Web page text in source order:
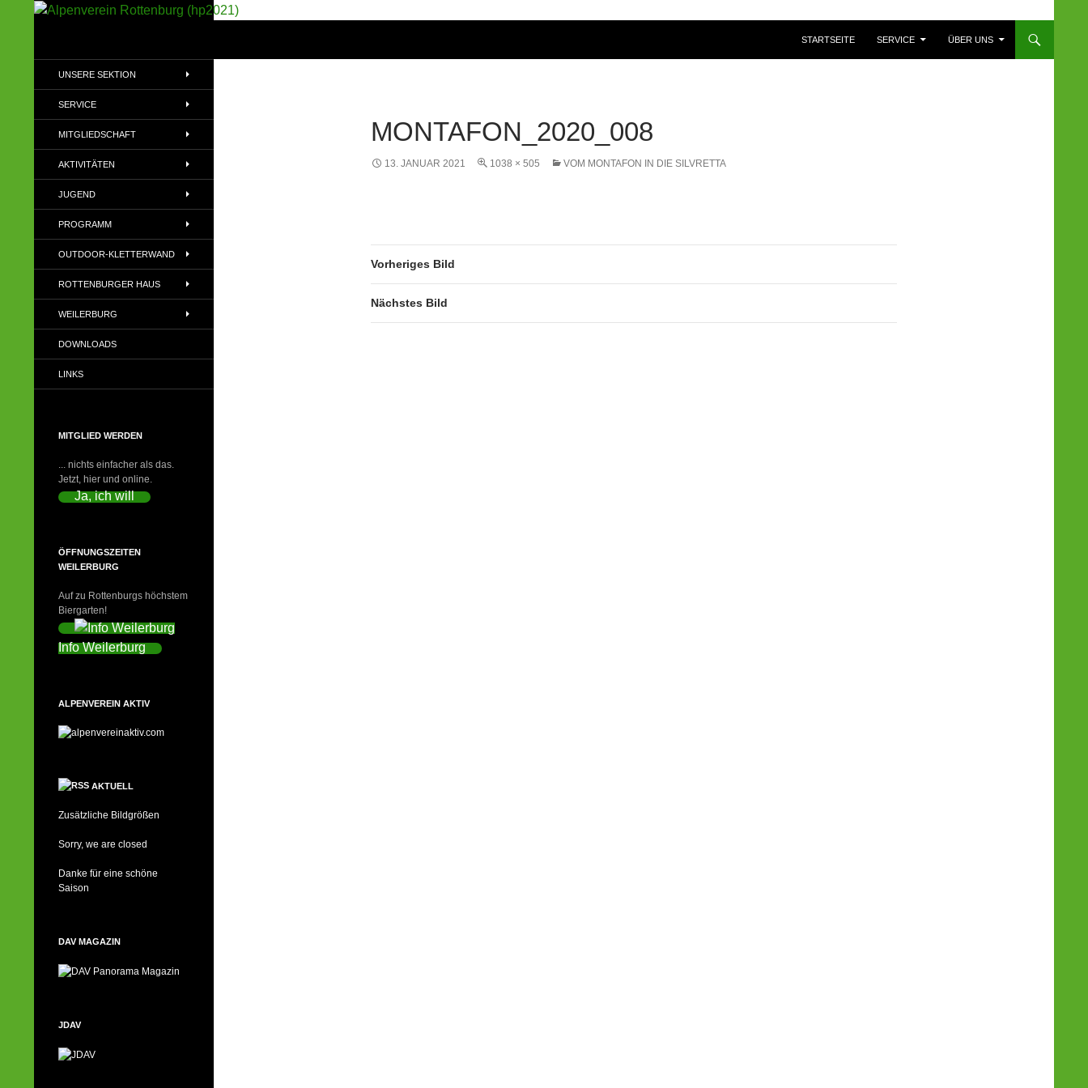
STARTSEITE
SERVICE ÜBER UNS
MONTAFON_2020_008
13. JANUAR 2021 1038 × 505 VOM MONTAFON IN DIE SILVRETTA
Vorheriges Bild
Nächstes Bild
(DAV)
UNSERE SEKTION
SERVICE
MITGLIEDSCHAFT
AKTIVITÄTEN
JUGEND
PROGRAMM
OUTDOOR-KLETTERWAND
ROTTENBURGER HAUS
WEILERBURG
DOWNLOADS
LINKS
MITGLIED WERDEN
... nichts einfacher als das.
Jetzt, hier und online.
Ja, ich will
ÖFFNUNGSZEITEN
WEILERBURG
Auf zu Rottenburgs höchstem
Biergarten!
Info Weilerburg
ALPENVEREIN AKTIV
AKTUELL
Zusätzliche Bildgrößen
Sorry, we are closed
Danke für eine schöne
Saison
DAV MAGAZIN
JDAV